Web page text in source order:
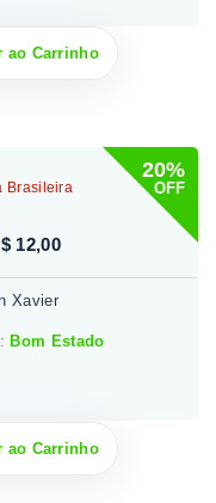
ao Carrinho
20%
OFF
Brasileira
12,00
Xavier
Bom Estado
ao Carrinho